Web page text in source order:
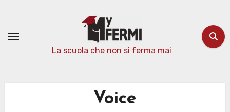
contenuto
La scuola che non si ferma mai
Voice